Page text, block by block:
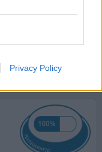
Privacy Policy
dus naar de
tijd drie keer
0 reacties